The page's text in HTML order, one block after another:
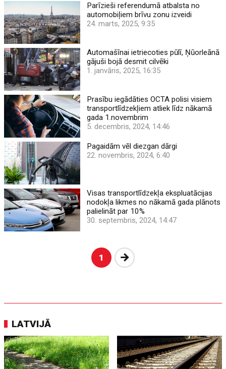
Parīzieši referendumā atbalsta no
automobiļiem brīvu zonu izveidi
24. marts, 2025, 9:35
Automašīnai ietriecoties pūlī, Ņūorleānā
gājuši bojā desmit cilvēki
1. janvāris, 2025, 16:35
Prasību iegādāties OCTA polisi visiem
transportlīdzekļiem atliek līdz nākamā
gada 1.novembrim
5. decembris, 2024, 14:46
Pagaidām vēl diezgan dārgi
22. novembris, 2024, 6:40
Visas transportlīdzekļa ekspluatācijas
nodokļa likmes no nākamā gada plānots
palielināt par 10%
30. septembris, 2024, 14:47
1 Nākošā
LATVIJĀ